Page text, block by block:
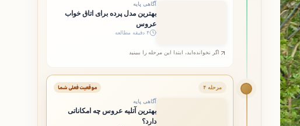
آگاهی پایه
بهترین مدل پرده برای اتاق خواب
عروس
۴ دقیقه مطالعه
اگر نخوانده‌اید، ابتدا این مرحله را ببینید
مرحله ۴ موقعیت فعلی شما
آگاهی پایه
بهترین آتلیه عروس چه امکاناتی
دارد؟